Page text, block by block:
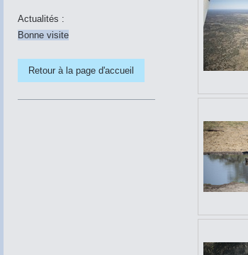
Actualités :
Bonne visite
Retour à la page d'accueil